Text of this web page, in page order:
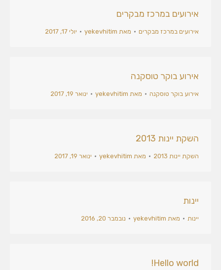
אירועים במרכז מבקרים
אירועים במרכז מבקרים מאת yekevhitim יולי 17, 2017
אירוע בוקר טוסקנה
אירוע בוקר טוסקנה מאת yekevhitim ינואר 19, 2017
השקת יינות 2013
השקת יינות 2013 מאת yekevhitim ינואר 19, 2017
יינות
יינות מאת yekevhitim נובמבר 20, 2016
Hello world!